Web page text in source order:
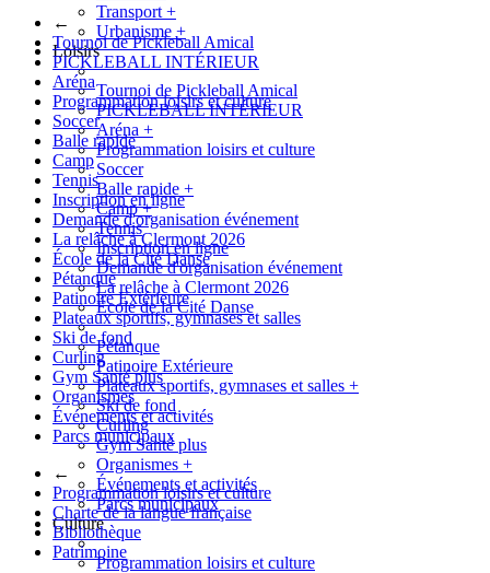
←
Tournoi de Pickleball Amical
PICKLEBALL INTÉRIEUR
Aréna
Programmation loisirs et culture
Soccer
Balle rapide
Camp
Tennis
Inscription en ligne
Demande d'organisation événement
La relâche à Clermont 2026
École de la Cité Danse
Pétanque
Patinoire Extérieure
Plateaux sportifs, gymnases et salles
Ski de fond
Curling
Gym Santé plus
Organismes
Événements et activités
Parcs municipaux
←
Programmation loisirs et culture
Charte de la langue française
Bibliothèque
Patrimoine
Transport +
Urbanisme +
Loisirs
Tournoi de Pickleball Amical
PICKLEBALL INTÉRIEUR
Aréna +
Programmation loisirs et culture
Soccer
Balle rapide +
Camp+
Tennis
Inscription en ligne
Demande d'organisation événement
La relâche à Clermont 2026
École de la Cité Danse
Pétanque
Patinoire Extérieure
Plateaux sportifs, gymnases et salles +
Ski de fond
Curling
Gym Santé plus
Organismes +
Événements et activités
Parcs municipaux
Culture
Programmation loisirs et culture